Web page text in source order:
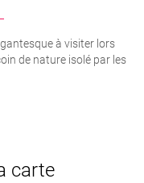
à visiter lors
de nature isolé par les
carte